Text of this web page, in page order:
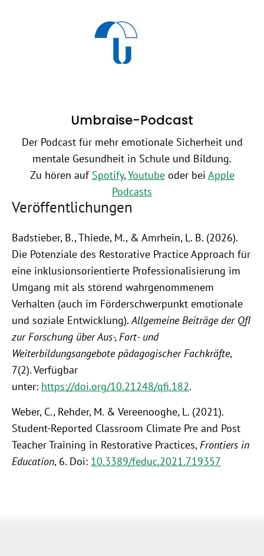
Umbraise-Podcast
Der Podcast für mehr emotionale Sicherheit und
mentale Gesundheit in Schule und Bildung.
Zu hören auf Spotify,Youtubeoder bei Apple
Podcasts
Veröffentlichungen
Badstieber, B., Thiede, M., & Amrhein, L. B. (2026).
Die Potenziale des Restorative Practice Approach für
eine inklusionsorientierte Professionalisierung im
Umgang mit als störend wahrgenommenem
Verhalten (auch im Förderschwerpunkt emotionale
und soziale Entwicklung).Allgemeine Beiträge der QfI
zur Forschung über Aus-, Fort- und
Weiterbildungsangebote pädagogischer Fachkräfte,
7(2). Verfügbar
unter: https://doi.org/10.21248/qfi.182.
Weber, C., Rehder, M. & Vereenooghe, L. (2021).
Student-Reported Classroom Climate Pre and Post
Teacher Training in Restorative Practices,Frontiers in
Education, 6. Doi: 10.3389/feduc.2021.719357